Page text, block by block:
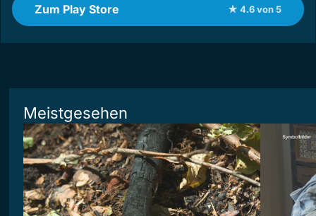
Zum Play Store ★ 4.6 von 5
Meistgesehen